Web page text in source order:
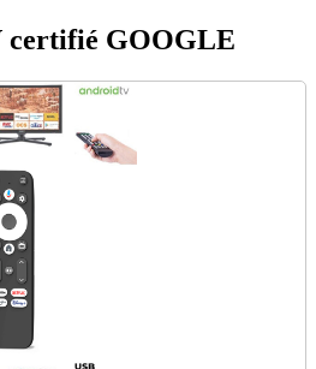
certifié GOOGLE